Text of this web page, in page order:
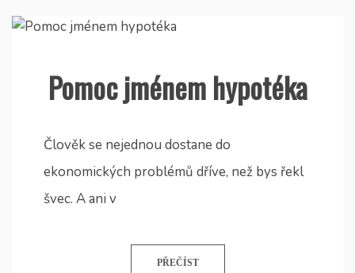
Pomoc jménem hypotéka
Člověk se nejednou dostane do
ekonomických problémů dříve, než bys řekl
švec. A ani v
PŘEČÍST